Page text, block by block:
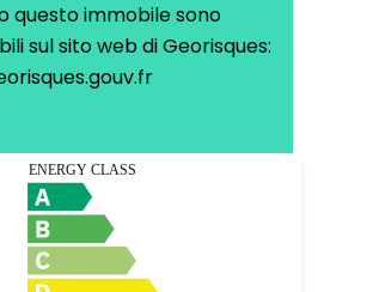
questo immobile sono
sul sito web di Georisques: